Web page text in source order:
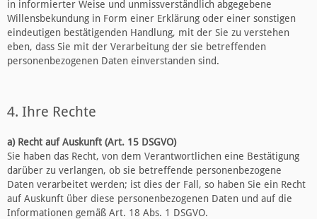
in informierter Weise und unmissverständlich abgegebene
Willensbekundung in Form einer Erklärung oder einer sonstigen
eindeutigen bestätigenden Handlung, mit der Sie zu verstehen
eben, dass Sie mit der Verarbeitung der sie betreffenden
personenbezogenen Daten einverstanden sind.
4. Ihre Rechte
a) Recht auf Auskunft (Art. 15 DSGVO)
Sie haben das Recht, von dem Verantwortlichen eine Bestätigung
darüber zu verlangen, ob sie betreffende personenbezogene
Daten verarbeitet werden; ist dies der Fall, so haben Sie ein Recht
auf Auskunft über diese personenbezogenen Daten und auf die
Informationen gemäß Art. 18 Abs. 1 DSGVO.